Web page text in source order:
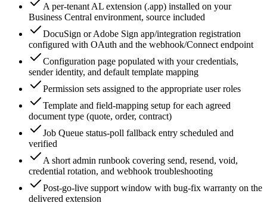
A per-tenant AL extension (.app) installed on your
Business Central environment, source included
DocuSign or Adobe Sign app/integration registration
configured with OAuth and the webhook/Connect endpoint
Configuration page populated with your credentials,
sender identity, and default template mapping
Permission sets assigned to the appropriate user roles
Template and field-mapping setup for each agreed
document type (quote, order, contract)
Job Queue status-poll fallback entry scheduled and
verified
A short admin runbook covering send, resend, void,
credential rotation, and webhook troubleshooting
Post-go-live support window with bug-fix warranty on the
delivered extension